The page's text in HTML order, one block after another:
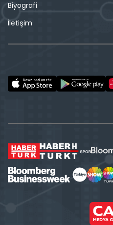
Biyografi
İletişim